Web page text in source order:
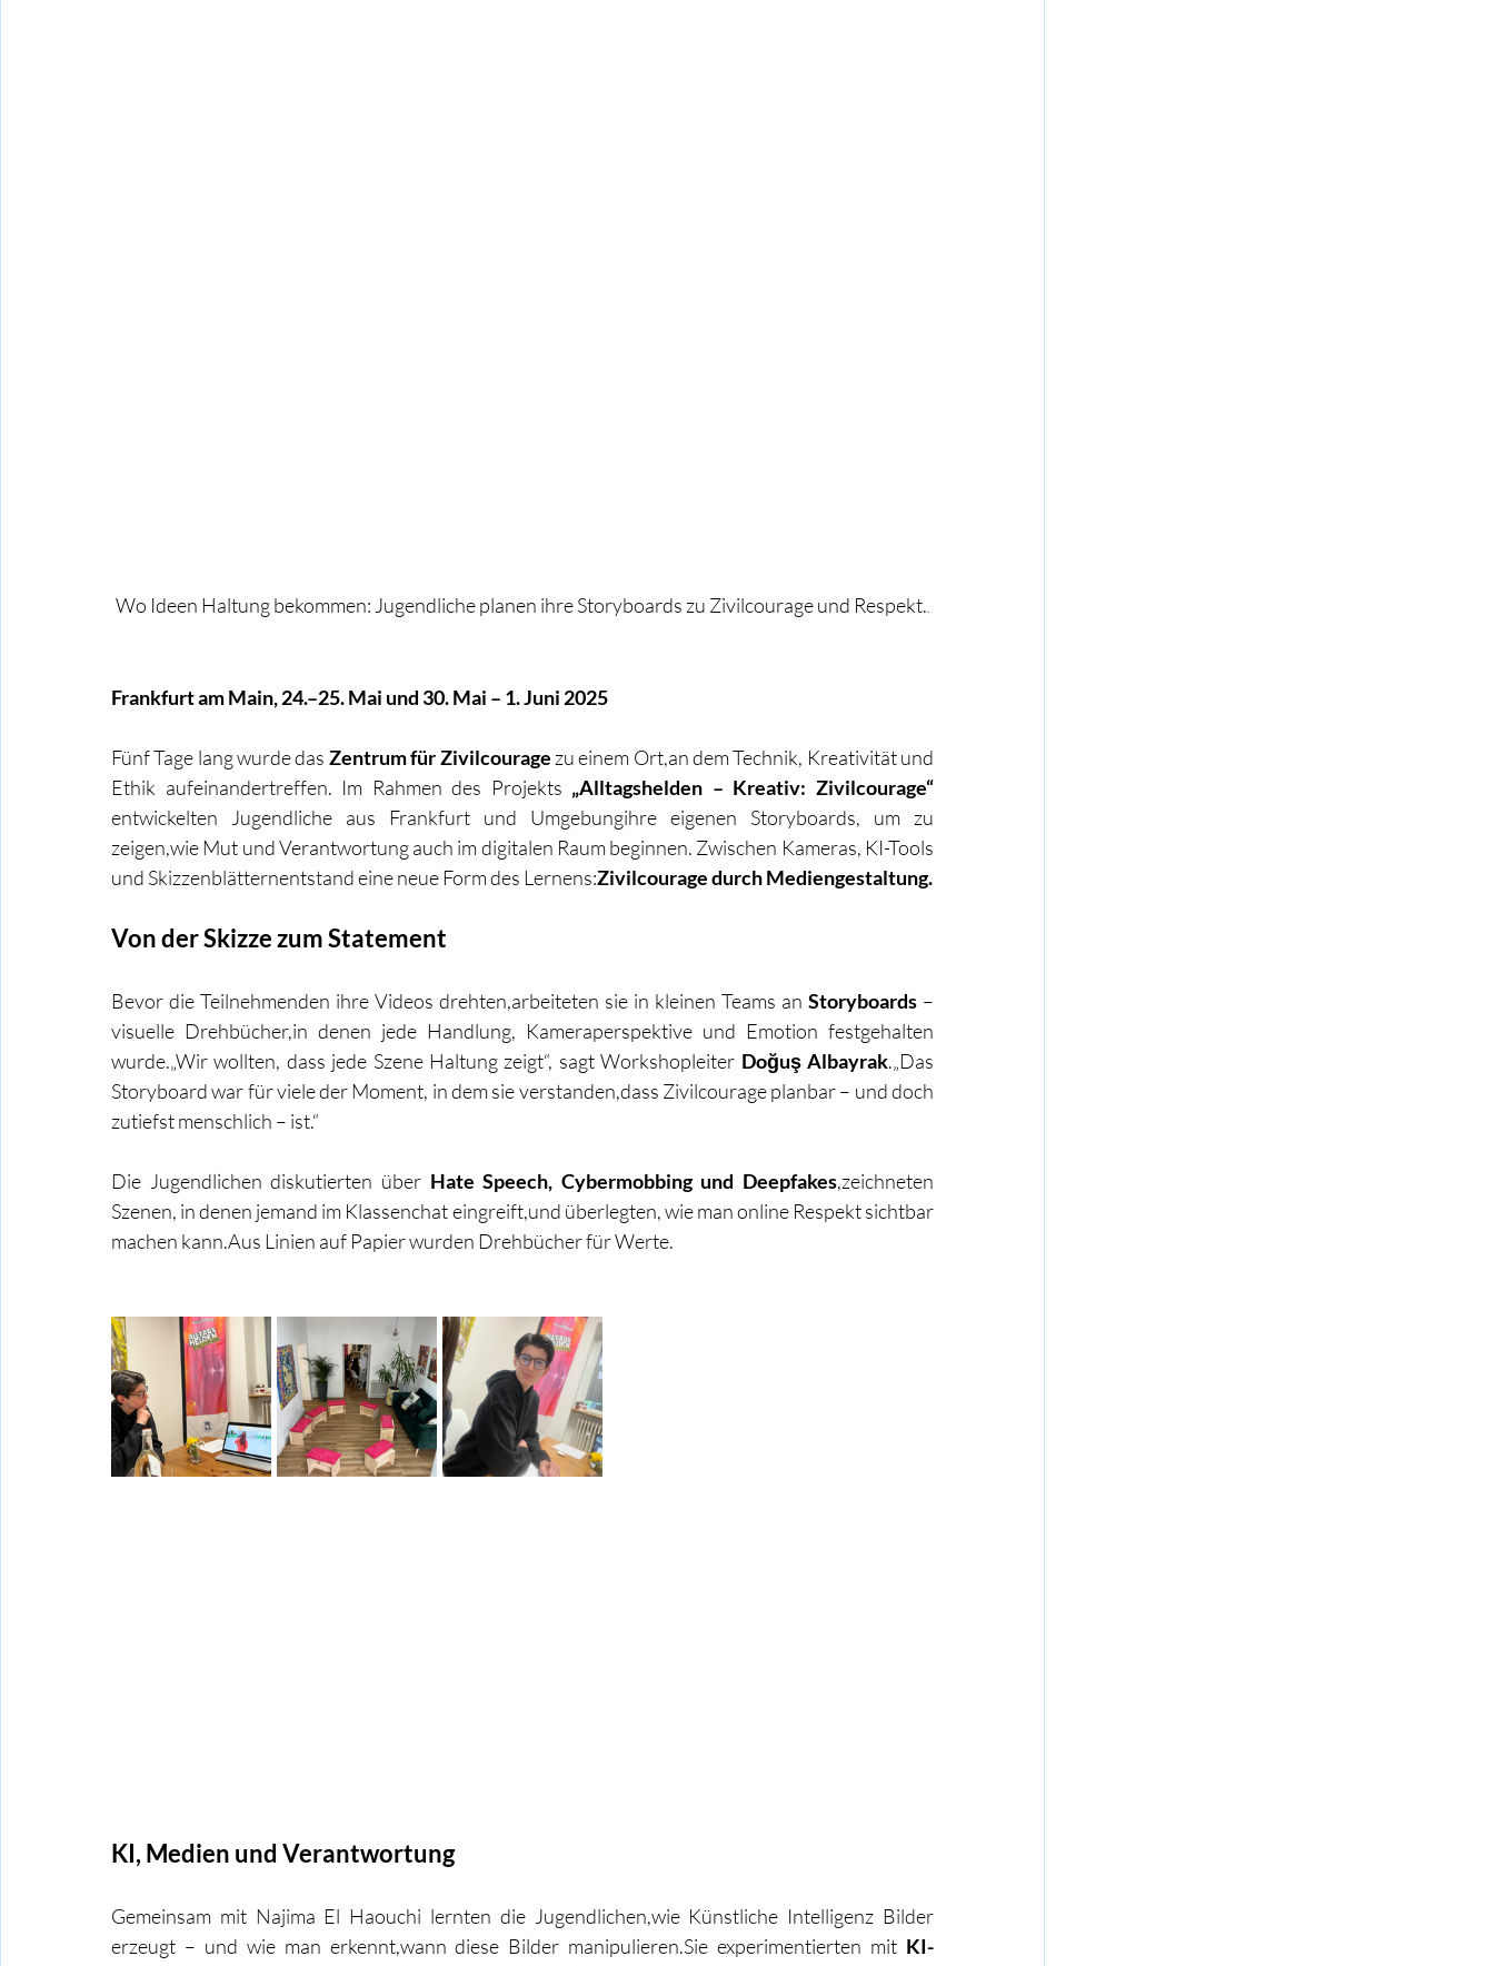
Wo Ideen Haltung bekommen: Jugendliche planen ihre Storyboards zu Zivilcourage und Respekt..
Frankfurt am Main, 24.–25. Mai und 30. Mai – 1. Juni 2025
Fünf Tage lang wurde das Zentrum für Zivilcourage zu einem Ort,an dem Technik, Kreativität und
Ethik aufeinandertreffen. Im Rahmen des Projekts
entwickelten Jugendliche aus Frankfurt und Umgebungihre eigenen Storyboards, um zu
zeigen,wie Mut und Verantwortung auch im digitalen Raum beginnen. Zwischen Kameras, KI-Tools
und Skizzenblätternentstand eine neue Form des Lernens:Zivilcourage durch Mediengestaltung.
Von der Skizze zum Statement
Bevor die Teilnehmenden ihre Videos drehten,arbeiteten sie in kleinen Teams an Storyboards –
visuelle Drehbücher,in denen jede Handlung, Kameraperspektive und Emotion festgehalten
wurde.„Wir wollten, dass jede Szene Haltung zeigt“, sagt Workshopleiter Doğuş Albayrak.„Das
Storyboard war für viele der Moment, in dem sie verstanden,dass Zivilcourage planbar – und doch
zutiefst menschlich – ist.“
Die Jugendlichen diskutierten über Hate Speech, Cybermobbing und Deepfakes,zeichneten
Szenen, in denen jemand im Klassenchat eingreift,und überlegten, wie man online Respekt sichtbar
machen kann.Aus Linien auf Papier wurden Drehbücher für Werte.
KI, Medien und Verantwortung
Gemeinsam mit Najima El Haouchi lernten die Jugendlichen,wie Künstliche Intelligenz Bilder
erzeugt – und wie man erkennt,wann diese Bilder manipulieren.Sie experimentierten mit KI-